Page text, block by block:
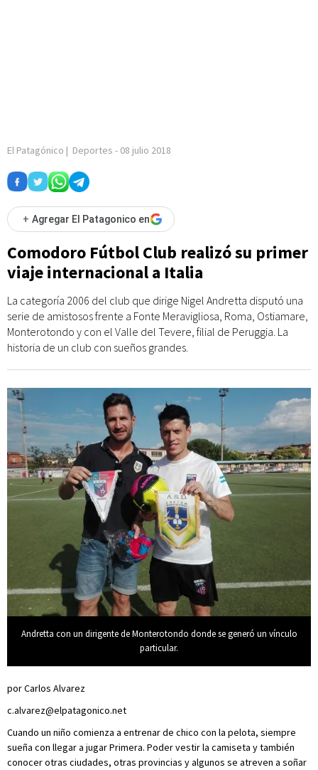
El Patagónico | Deportes - 08 julio 2018
+ Agregar El Patagonico en
Comodoro Fútbol Club realizó su primer
viaje internacional a Italia
La categoría 2006 del club que dirige Nigel Andretta disputó una
serie de amistosos frente a Fonte Meravigliosa, Roma, Ostiamare,
Monterotondo y con el Valle del Tevere, filial de Peruggia. La
historia de un club con sueños grandes.
Andretta con un dirigente de Monterotondo donde se generó un vínculo
particular.
por Carlos Alvarez
c.alvarez@elpatagonico.net
Cuando un niño comienza a entrenar de chico con la pelota, siempre
sueña con llegar a jugar Primera. Poder vestir la camiseta y también
conocer otras ciudades, otras provincias y algunos se atreven a soñar